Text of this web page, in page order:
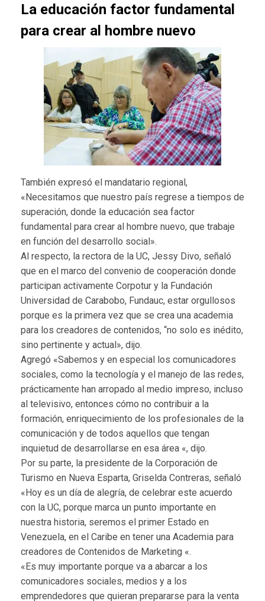
La educación factor fundamental
para crear al hombre nuevo
También expresó el mandatario regional,
«Necesitamos que nuestro país regrese a tiempos de
superación, donde la educación sea factor
fundamental para crear al hombre nuevo, que trabaje
en función del desarrollo social».
Al respecto, la rectora de la UC, Jessy Divo, señaló
que en el marco del convenio de cooperación donde
participan activamente Corpotur y la Fundación
Universidad de Carabobo, Fundauc, estar orgullosos
porque es la primera vez que se crea una academia
para los creadores de contenidos, “no solo es inédito,
sino pertinente y actual», dijo.
Agregó «Sabemos y en especial los comunicadores
sociales, como la tecnología y el manejo de las redes,
prácticamente han arropado al medio impreso, incluso
al televisivo, entonces cómo no contribuir a la
formación, enriquecimiento de los profesionales de la
comunicación y de todos aquellos que tengan
inquietud de desarrollarse en esa área «, dijo.
Por su parte, la presidente de la Corporación de
Turismo en Nueva Esparta, Griselda Contreras, señaló
«Hoy es un día de alegría, de celebrar este acuerdo
con la UC, porque marca un punto importante en
nuestra historia, seremos el primer Estado en
Venezuela, en el Caribe en tener una Academia para
creadores de Contenidos de Marketing «.
«Es muy importante porque va a abarcar a los
comunicadores sociales, medios y a los
emprendedores que quieran prepararse para la venta